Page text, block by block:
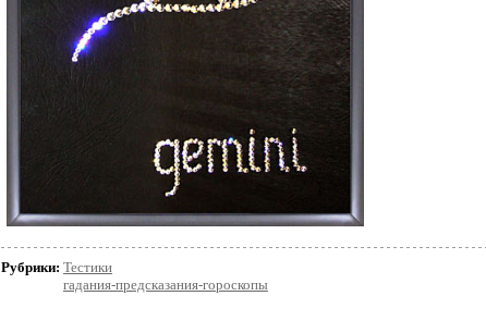
Рубрики: Тестики
гадания-предсказания-гороскопы